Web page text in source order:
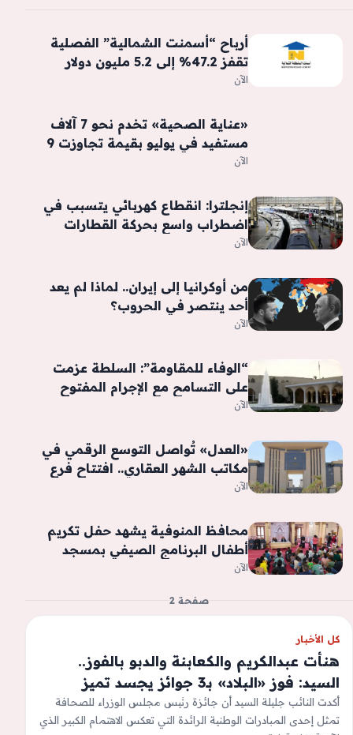
أرباح “أسمنت الشمالية” الفصلية
تقفز 47.2% إلى 5.2 مليون دولار
الآن
«عناية الصحية» تخدم نحو 7 آلاف
مستفيد في يوليو بقيمة تجاوزت 9
ملايين ريال
الآن
إنجلترا: انقطاع كهربائي يتسبب في
اضطراب واسع بحركة القطارات
الآن
من أوكرانيا إلى إيران.. لماذا لم يعد
أحد ينتصر في الحروب؟
الآن
“الوفاء للمقاومة”: السلطة عزمت
على التسامح مع الإجرام المفتوح
الآن
«العدل» تُواصل التوسع الرقمي في
مكاتب الشهر العقاري.. افتتاح فرع
صهرجت الصغرى بالدقهلية -جريدة
الآن
محافظ المنوفية يشهد حفل تكريم
أطفال البرنامج الصيفي بمسجد
الأنصار
الآن
صفحة 2
كل الأخبار
هنأت عبدالكريم والكعابنة والدبو بالفوز..
السيد: فوز «البلاد» بـ3 جوائز يجسد تميز
الصحافة الوطنية
أكدت النائب جليلة السيد أن جائزة رئيس مجلس الوزراء للصحافة
تمثل إحدى المبادرات الوطنية الرائدة التي تعكس الاهتمام الكبير الذي